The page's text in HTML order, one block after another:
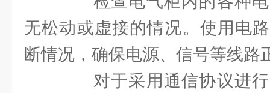
无松动或虚接的情况。使用电
断情况，确保电源、信号等线路
对于采用通信协议进行